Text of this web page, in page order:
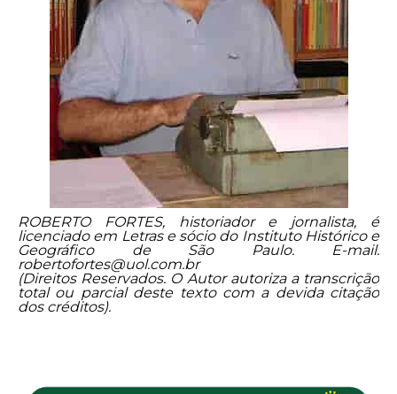
ROBERTO FORTES, historiador e jornalista, é
licenciado em Letras e sócio do Instituto Histórico e
Geográfico de São Paulo. E-mail:
robertofortes@uol.com.br
(Direitos Reservados. O Autor autoriza a transcrição
total ou parcial deste texto com a devida citação
dos créditos).